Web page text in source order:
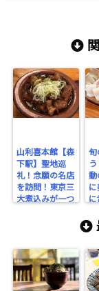
山利喜本館【森
下駅】聖地巡
礼！念願の名店
を訪問！東京三
大煮込みが一つ
旬
動
に
に
れ
だ